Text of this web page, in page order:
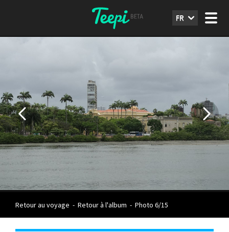
FR
Retour au voyage - Retour à l'album - Photo 6/15